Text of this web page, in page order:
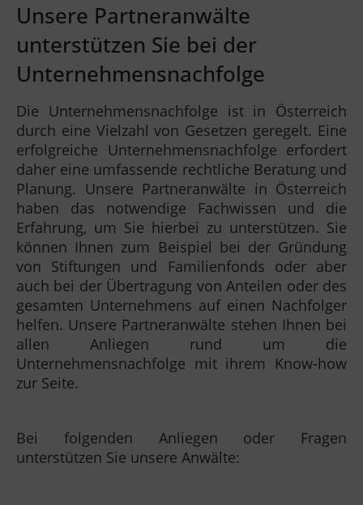
Unsere Partneranwälte
unterstützen Sie bei der
Unternehmensnachfolge
Die Unternehmensnachfolge ist in Österreich
durch eine Vielzahl von Gesetzen geregelt. Eine
erfolgreiche Unternehmensnachfolge erfordert
daher eine umfassende rechtliche Beratung und
Planung. Unsere Partneranwälte in Österreich
haben das notwendige Fachwissen und die
Erfahrung, um Sie hierbei zu unterstützen. Sie
können Ihnen zum Beispiel bei der Gründung
von Stiftungen und Familienfonds oder aber
auch bei der Übertragung von Anteilen oder des
gesamten Unternehmens auf einen Nachfolger
helfen. Unsere Partneranwälte stehen Ihnen bei
allen Anliegen rund um die
Unternehmensnachfolge mit ihrem Know-how
zur Seite.
Bei folgenden Anliegen oder Fragen
unterstützen Sie unsere Anwälte: